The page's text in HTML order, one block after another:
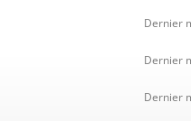
Dernier
Dernier
Dernier